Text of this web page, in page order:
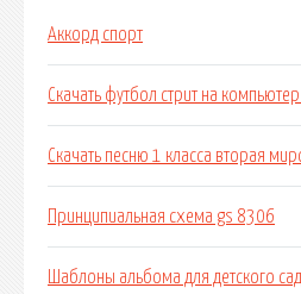
Аккорд спорт
Скачать футбол стрит на
Скачать песню 1 класса вторая
Принципиальная схема gs 8306
Шаблоны альбома для детского